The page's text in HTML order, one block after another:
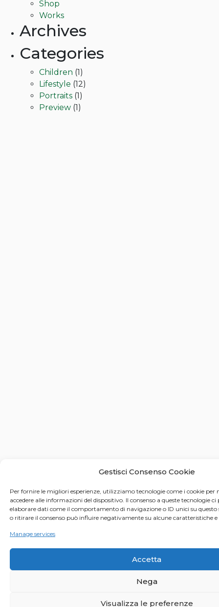
Gestisci Consenso Cookie
Per fornire le migliori esperienze, utilizziamo tecnologie come i cookie per
accedere alle informazioni del dispositivo. Il consenso a queste tecnologie
elaborare dati come il comportamento di navigazione o ID unici su questo
o ritirare il consenso può influire negativamente su alcune caratteristiche
Manage services
Accetta
Nega
Visualizza le preferenze
Shop
Works
Archives
Categories
Children (1)
Lifestyle (12)
Portraits (1)
Preview (1)
© 2021 Anna Sutor | All rights reserved | Piazza